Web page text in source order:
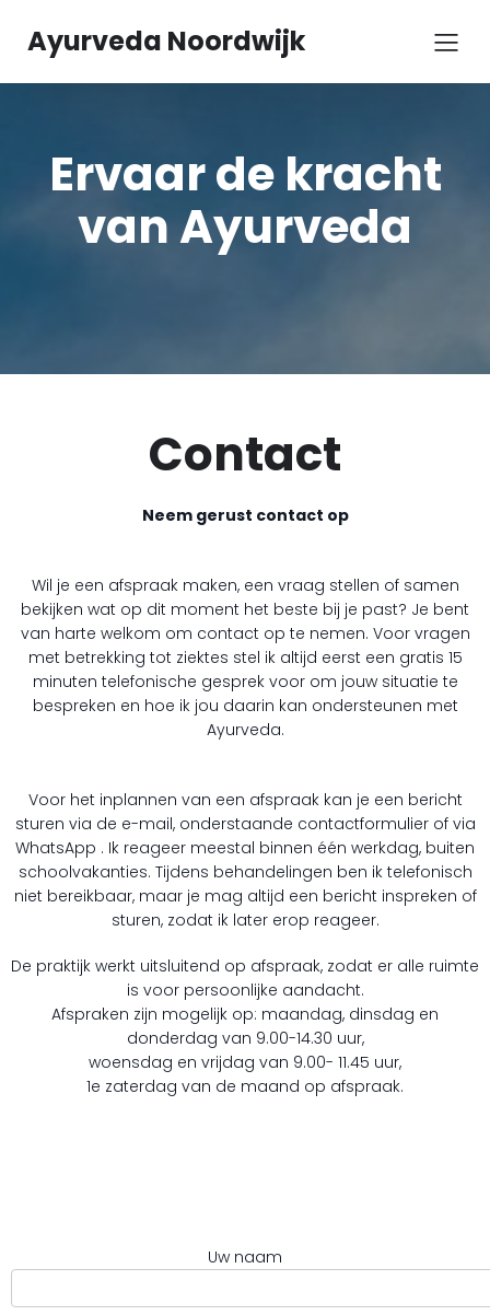
Ayurveda Noordwijk
Ervaar de kracht
van Ayurveda
Contact
Neem gerust contact op
Wil je een afspraak maken, een vraag stellen of samen
bekijken wat op dit moment het beste bij je past? Je bent
van harte welkom om contact op te nemen. Voor vragen
met betrekking tot ziektes stel ik altijd eerst een gratis 15
minuten telefonische gesprek voor om jouw situatie te
bespreken en hoe ik jou daarin kan ondersteunen met
Ayurveda.
Voor het inplannen van een afspraak kan je een bericht
sturen via de e-mail, onderstaande contactformulier of via
WhatsApp . Ik reageer meestal binnen één werkdag, buiten
schoolvakanties. Tijdens behandelingen ben ik telefonisch
niet bereikbaar, maar je mag altijd een bericht inspreken of
sturen, zodat ik later erop reageer.
De praktijk werkt uitsluitend op afspraak, zodat er alle ruimte
is voor persoonlijke aandacht.
Afspraken zijn mogelijk op: maandag, dinsdag en
donderdag van 9.00-14.30 uur,
woensdag en vrijdag van 9.00- 11.45 uur,
1e zaterdag van de maand op afspraak.
Uw naam